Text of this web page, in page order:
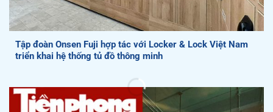
Tập đoàn Onsen Fuji hợp tác với Locker & Lock Việt Nam
triển khai hệ thống tủ đồ thông minh